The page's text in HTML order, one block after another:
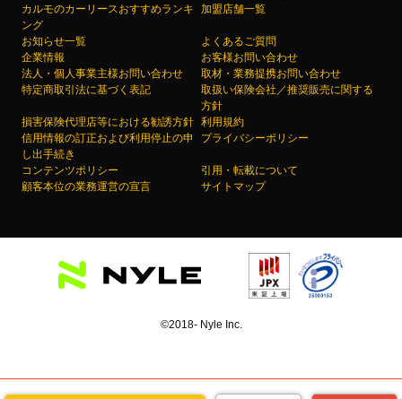
カルモのカーリースおすすめランキ
ング
加盟店舗一覧
お知らせ一覧
よくあるご質問
企業情報
お客様お問い合わせ
法人・個人事業主様お問い合わせ
取材・業務提携お問い合わせ
特定商取引法に基づく表記
取扱い保険会社／推奨販売に関する
方針
損害保険代理店等における勧誘方針 利用規約
信用情報の訂正および利用停止の申
し出手続き
プライバシーポリシー
コンテンツポリシー
引用・転載について
顧客本位の業務運営の宣言
サイトマップ
©2018- Nyle Inc.